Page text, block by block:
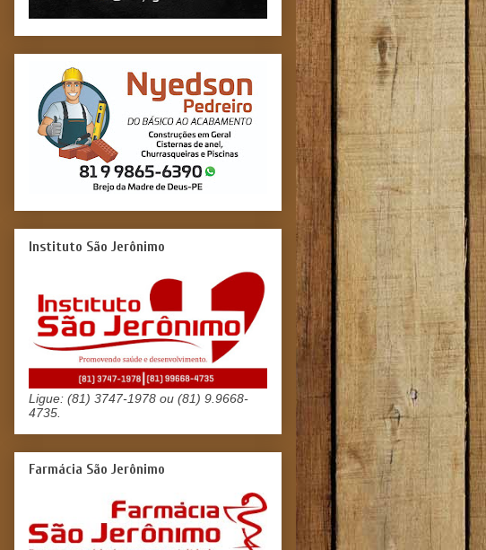
Instituto São Jerônimo
Ligue: (81) 3747-1978 ou (81) 9.9668-
4735.
Farmácia São Jerônimo